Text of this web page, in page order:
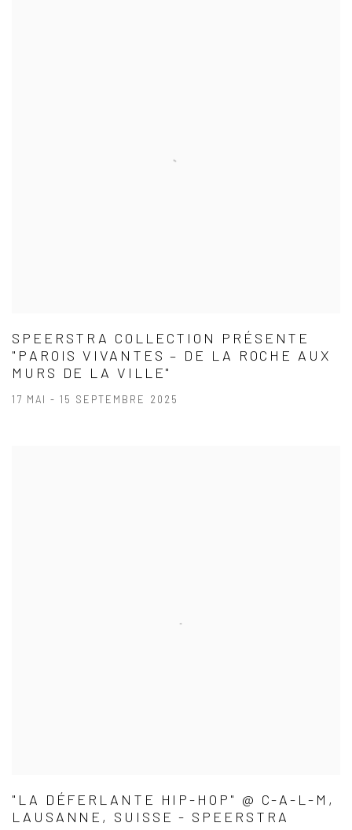
SPEERSTRA COLLECTION PRÉSENTE
"PAROIS VIVANTES – DE LA ROCHE AUX
MURS DE LA VILLE"
17 MAI - 15 SEPTEMBRE 2025
"LA DÉFERLANTE HIP-HOP" @ C-A-L-M,
LAUSANNE, SUISSE - SPEERSTRA